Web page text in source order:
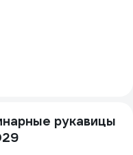
рукавицы